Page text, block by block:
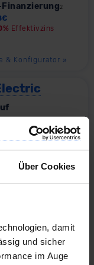
Über Cookies
damit
und sicher
im Auge
2
€
Effektivzins
& Konfigurator »
heute
heute
2
& Konfigurator»